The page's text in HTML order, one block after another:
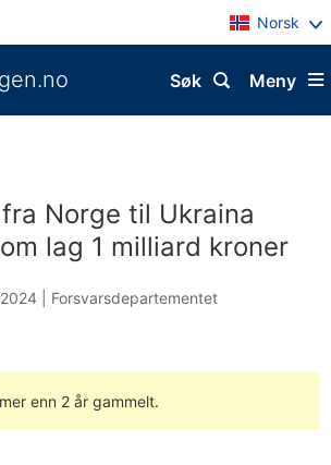
Norsk
Meny
Søk
Norge til Ukraina
lag 1 milliard kroner
Forsvarsdepartementet
enn 2 år gammelt.